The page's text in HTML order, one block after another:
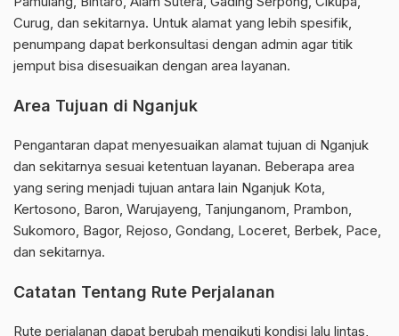
Curug, dan sekitarnya. Untuk alamat yang lebih spesifik,
penumpang dapat berkonsultasi dengan admin agar titik
jemput bisa disesuaikan dengan area layanan.
Area Tujuan di Nganjuk
Pengantaran dapat menyesuaikan alamat tujuan di Nganjuk
dan sekitarnya sesuai ketentuan layanan. Beberapa area
yang sering menjadi tujuan antara lain Nganjuk Kota,
Kertosono, Baron, Warujayeng, Tanjunganom, Prambon,
Sukomoro, Bagor, Rejoso, Gondang, Loceret, Berbek, Pace,
dan sekitarnya.
Catatan Tentang Rute Perjalanan
Rute perjalanan dapat berubah mengikuti kondisi lalu lintas,